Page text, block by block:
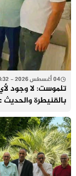
04 أغسطس 2026 - 18:32
تلموست: لا وجود
بالقنيطرة